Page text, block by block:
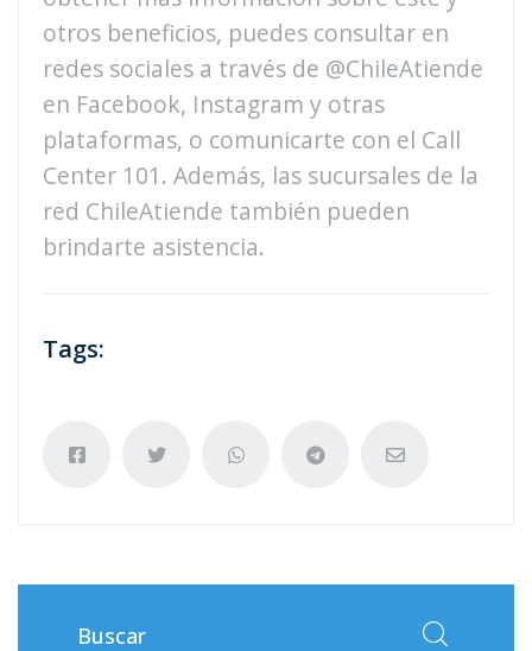
otros beneficios, puedes consultar en
redes sociales a través de @ChileAtiende
en Facebook, Instagram y otras
plataformas, o comunicarte con el Call
Center 101. Además, las sucursales de la
red ChileAtiende también pueden
brindarte asistencia.
Tags: